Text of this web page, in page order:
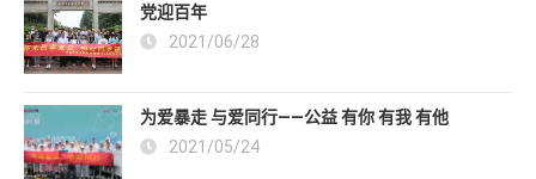
党迎百年
2021/06/28
为爱暴走 与爱同行——公益 有你 有我 有他
2021/05/24